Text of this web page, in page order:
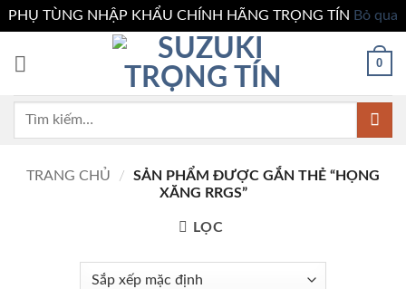
PHỤ TÙNG NHẬP KHẨU CHÍNH HÃNG TRỌNG TÍN Bỏ qua
0
Tìm
TRANG CHỦ /
SẢN PHẨM ĐƯỢC GẮN THẺ “HỌNG
XĂNG RRGS”
LỌC